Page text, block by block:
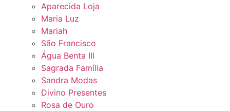
Aparecida Loja
Maria Luz
Mariah
São Francisco
Água Benta III
Sagrada Família
Sandra Modas
Divino Presentes
Rosa de Ouro